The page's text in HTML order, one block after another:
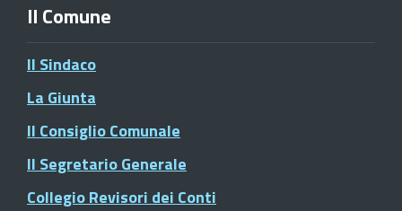
Il Comune
Il Sindaco
La Giunta
Il Consiglio Comunale
Il Segretario Generale
Collegio Revisori dei Conti